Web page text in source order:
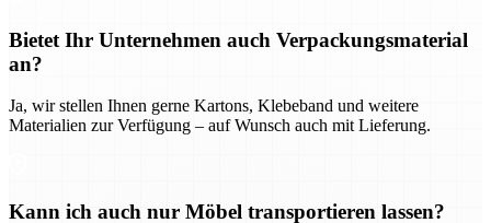
Bietet Ihr Unternehmen auch Verpackungsmaterial
an?
Ja, wir stellen Ihnen gerne Kartons, Klebeband und weitere
Materialien zur Verfügung – auf Wunsch auch mit Lieferung.
Kann ich auch nur Möbel transportieren lassen?